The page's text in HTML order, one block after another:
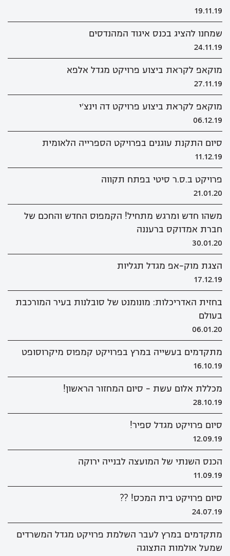
19.11.19
שמחנו להציג בכנס איגוד המהנדסים
24.11.19
מוקאפ לקראת ביצוע פרויקט מגדל אלפא
27.11.19
מוקאפ לקראת ביצוע פרויקט דה וינצ'י
06.12.19
סיום התקנת עוגנים בפרויקט הספרייה הלאומית
11.12.19
פרויקט ב.ס.ר סיטי בפתח תקווה
21.01.20
משהו חדש ומרגש מתחיל! הקמפוס החדש והחכם של
חברת אמדוקס ברעננה
30.01.20
הצגת מוק-אפ מגדל תגליות
17.12.19
בחזית האדריכלות: מונומנט של סובלנות בעיר המורכבת
בעולם
06.01.20
מתקדמים בעשייה במרץ בפרויקט קמפוס מיקרוסופט
16.10.19
מכללת אלום עשת - סיום המחזור הראשון!
28.10.19
סיום פרויקט מגדל ספיר!
12.09.19
הכנס השנתי של המועצה לבנייה ירוקה
11.09.19
סיום פרויקט בית המכס! ??
24.07.19
מתקדמים במרץ לעבר השלמת פרויקט מגדל המשרדים
שמעל אולמות התצוגה